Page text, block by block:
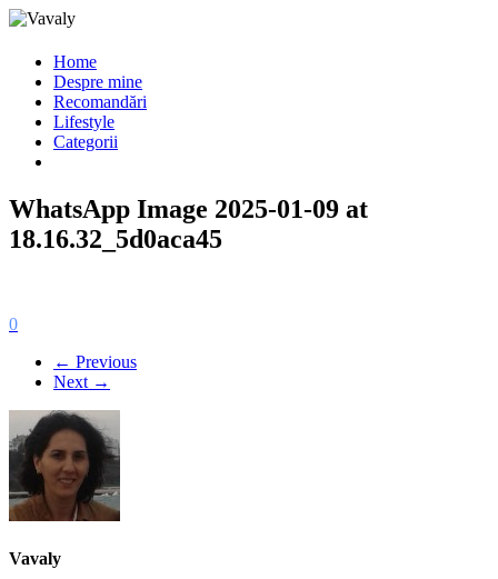
Home
Despre mine
Recomandări
Lifestyle
Categorii
WhatsApp Image 2025-01-09 at
18.16.32_5d0aca45
0
← Previous
Next →
Vavaly